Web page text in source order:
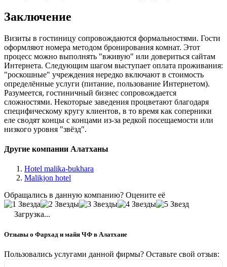
Заключение
Визиты в гостиницу сопровождаются формальностями. Гости
оформляют номера методом бронирования комнат. Этот
процесс можно выполнять "вживую" или довериться сайтам
Интернета. Следующим шагом выступает оплата проживания:
"роскошные" учреждения нередко включают в стоимость
определённые услуги (питание, пользование Интернетом).
Разумеется, гостиничный бизнес сопровождается
сложностями. Некоторые заведения процветают благодаря
специфическому кругу клиентов, в то время как соперники
еле сводят концы с концами из-за редкой посещаемости или
низкого уровня "звёзд".
Другие компании Алатханы
Hotel malika-bukhara
Malikjon hotel
Обращались в данную компанию? Оцените её
Загрузка...
Отзывы о Фархад и майя ЧФ в Алатхане
Пользовались услугами данной фирмы? Оставьте свой отзыв: